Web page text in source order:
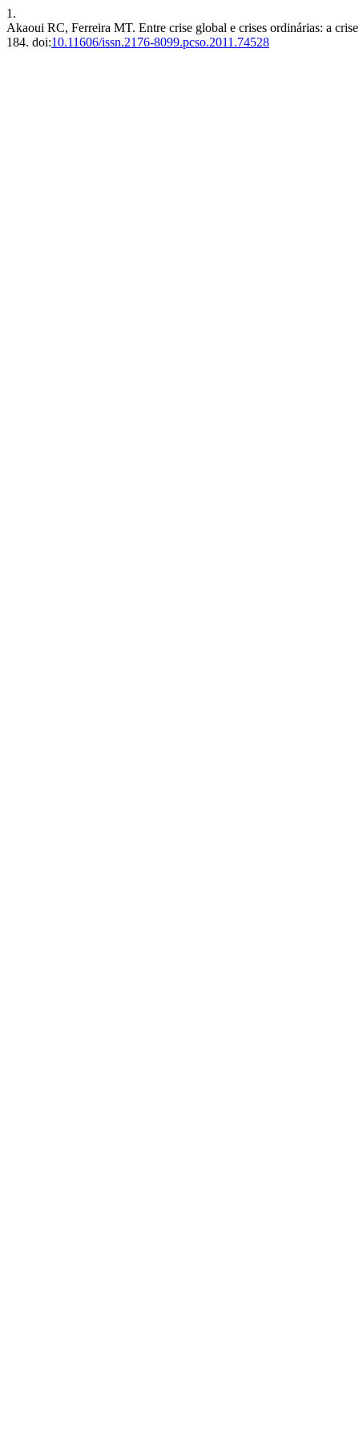
1.
Akaoui RC, Ferreira MT. Entre crise global e crises ordinárias: a
184. doi:10.11606/issn.2176-8099.pcso.2011.74528